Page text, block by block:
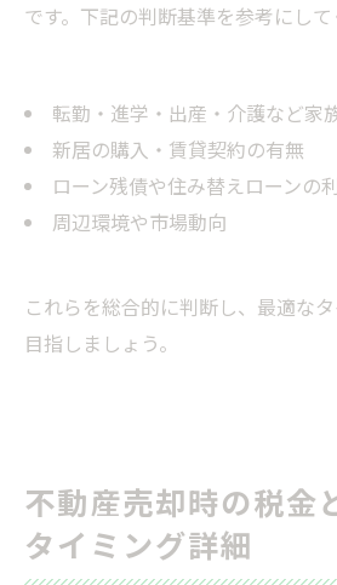
です。下記の判断基準を参考にして
転勤・進学・出産・介護など家
新居の購入・賃貸契約の有無
ローン残債や住み替えローンの
周辺環境や市場動向
これらを総合的に判断し、最適な
目指しましょう。
不動産売却時の税金
タイミング詳細